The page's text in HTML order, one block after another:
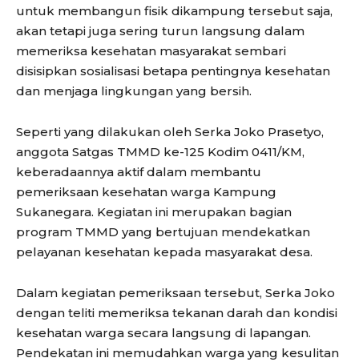
untuk membangun fisik dikampung tersebut saja,
akan tetapi juga sering turun langsung dalam
memeriksa kesehatan masyarakat sembari
disisipkan sosialisasi betapa pentingnya kesehatan
dan menjaga lingkungan yang bersih.
Seperti yang dilakukan oleh Serka Joko Prasetyo,
anggota Satgas TMMD ke-125 Kodim 0411/KM,
keberadaannya aktif dalam membantu
pemeriksaan kesehatan warga Kampung
Sukanegara. Kegiatan ini merupakan bagian
program TMMD yang bertujuan mendekatkan
pelayanan kesehatan kepada masyarakat desa.
Dalam kegiatan pemeriksaan tersebut, Serka Joko
dengan teliti memeriksa tekanan darah dan kondisi
kesehatan warga secara langsung di lapangan.
Pendekatan ini memudahkan warga yang kesulitan